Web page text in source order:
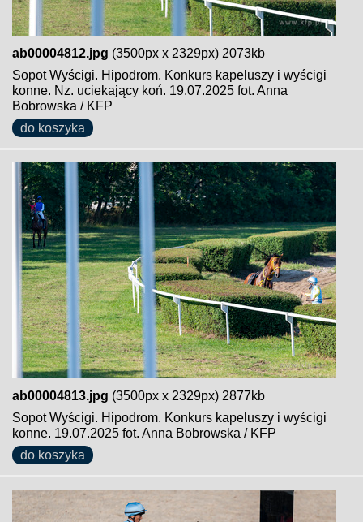
ab00004812.jpg (3500px x 2329px) 2073kb
Sopot Wyścigi. Hipodrom. Konkurs kapeluszy i wyścigi
konne. Nz. uciekający koń. 19.07.2025 fot. Anna
Bobrowska / KFP
do koszyka
ab00004813.jpg (3500px x 2329px) 2877kb
Sopot Wyścigi. Hipodrom. Konkurs kapeluszy i wyścigi
konne. 19.07.2025 fot. Anna Bobrowska / KFP
do koszyka